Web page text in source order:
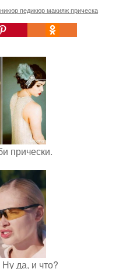
педикюр макияж прическа
прически.
да, и что?